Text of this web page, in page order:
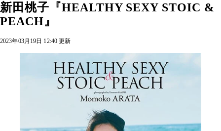
新田桃子『HEALTHY SEXY STOIC &
PEACH』
2023年03月19日 12:40 更新